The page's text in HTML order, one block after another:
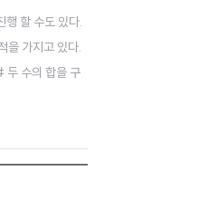
할 수도 있다.
을 가지고 있다.
두 수의 합을 구